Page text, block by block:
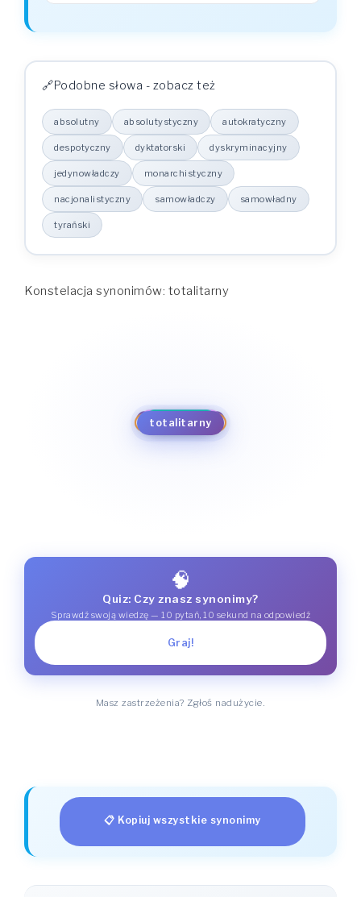
Podobne słowa - zobacz też
absolutny absolutystyczny autokratyczny
despotyczny dyktatorski dyskryminacyjny
jedynowładczy monarchistyczny
nacjonalistyczny samowładczy samowładny
tyrański
Konstelacja synonimów: totalitarny
totalitarny
absolutny
absolutystyczny
autokratyczny
despotyczny
dyktatorski
dyskryminacyjny
jedynowładczy
monarchistyczny
nacjonalistyczny
samowładczy
samowładny
tyrański
🧠
Quiz: Czy znasz synonimy?
Sprawdź swoją wiedzę — 10 pytań, 10 sekund na odpowiedź
Graj!
Masz zastrzeżenia? Zgłoś nadużycie.
📋 Kopiuj wszystkie synonimy